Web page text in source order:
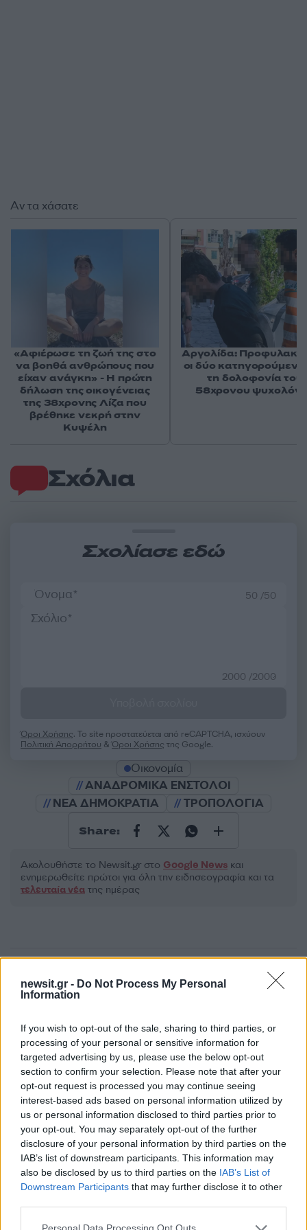
newsit.gr - Do Not Process My Personal
Information
If you wish to opt-out of the sale, sharing to third parties, or
processing of your personal or sensitive information for
targeted advertising by us, please use the below opt-out
section to confirm your selection. Please note that after your
opt-out request is processed you may continue seeing
interest-based ads based on personal information utilized by
us or personal information disclosed to third parties prior to
your opt-out. You may separately opt-out of the further
disclosure of your personal information by third parties on the
IAB’s list of downstream participants. This information may
also be disclosed by us to third parties on the IAB’s List of
Downstream Participants that may further disclose it to other
Please note that this website/app uses one or more Google
Σχόλια
Σχολίασε εδώ
50 /50
2000 /2000
Όροι Χρήσης. Το site προστατεύεται από reCAPTCHA, ισχύουν
Πολιτική Απορρήτου &Όροι Χρήσης της Google.
Οικονομία
ΑΝΑΔΡΟΜΙΚΑ ΕΝΣΤΟΛΟΙ
ΝΕΑ ΔΗΜΟΚΡΑΤΙΑ
ΤΡΟΠΟΛΟΓΙΑ
Share:
Ακολουθήστε το Νewsit.gr στο Google News και
ενημερωθείτε πρώτοι για όλη την ειδησεογραφία και τα
τελευταία νέα της ημέρας
Αν τα χάσατε
«Αφιέρωσε τη ζωή της στο
να βοηθά ανθρώπους που
είχαν ανάγκη» - Η πρώτη
δήλωση της οικογένειας
της 38χρονης Λίζα που
βρέθηκε νεκρή στην
Κυψέλη
Αργολίδα:
οι δύο
τη δολοφονία του
58χρονου
Πιο δημοφιλή
«Ελπίδα για τη Δημοκρατία»
2Σαμοθράκη: «Μαμά νόμιζες ότι δε θα σε
ξαναδώ;» – Τα πρώτα λόγια του 22χρονου
που έπεσε σε κανάλι με καυτό νερό
3Βαλεντίνη Παπαδάκη για Κώστα Σόμμερ:
«Ανησυχώ μήπως ξεχνάει πόσο πολύ τον
χρειαζόμαστε»
4Η βαθμολογία της UEFA μετά την ισοπαλία
του Παναθηναϊκού με την ΤΣΣΚΑ 1948
5Συγκίνηση στο τελευταίο αντίο στον Λάκη
Χαλκιά: Με την «Φάμπρικα», λαούτο και
κλαρίνα αποχαιρέτησαν την εμβληματική